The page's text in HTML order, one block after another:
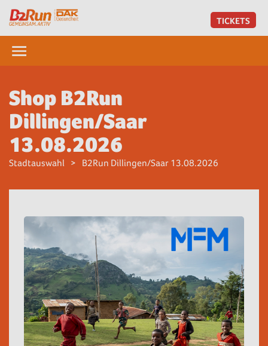
TICKETS
Shop B2Run
Dillingen/Saar
13.08.2026
Stadtauswahl B2Run Dillingen/Saar 13.08.2026